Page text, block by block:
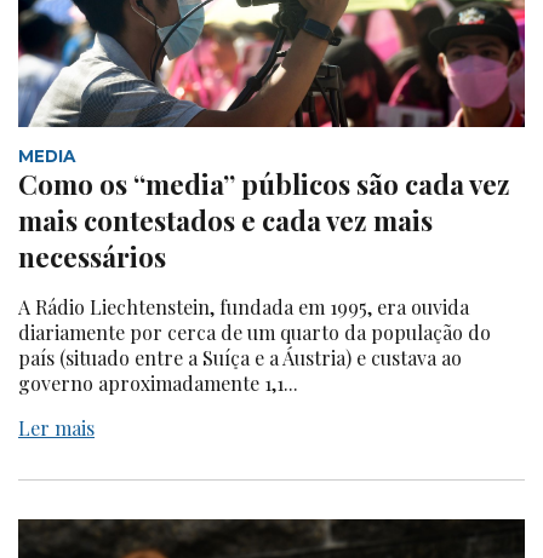
MEDIA
Como os “media” públicos são cada vez
mais contestados e cada vez mais
necessários
A Rádio Liechtenstein, fundada em 1995, era ouvida
diariamente por cerca de um quarto da população do
país (situado entre a Suíça e a Áustria) e custava ao
governo aproximadamente 1,1...
Ler mais